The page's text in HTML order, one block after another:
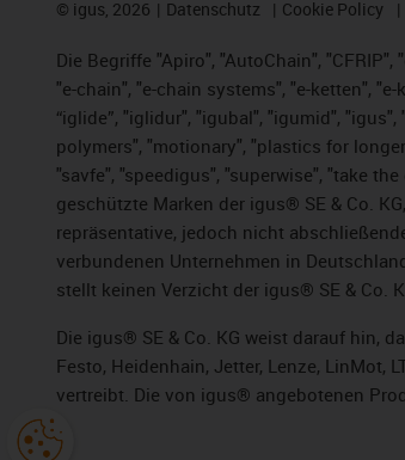
© igus, 2026 Datenschutz Cookie Policy
Die Begriffe "Apiro", "AutoChain",
"e-chain", "e-chain systems", "e-ketten",
“iglide”, "iglidur", "igubal", "igumid",
polymers", "motionary", "plastics for
"savfe", "speedigus", "superwise", "take
geschützte Marken der igus® SE & Co.
repräsentative, jedoch nicht
verbundenen Unternehmen in
stellt keinen Verzicht der igus® SE & Co.
Die igus® SE & Co. KG weist darauf hin,
Festo, Heidenhain, Jetter, Lenze, LinMot,
vertreibt. Die von igus® angebotenen